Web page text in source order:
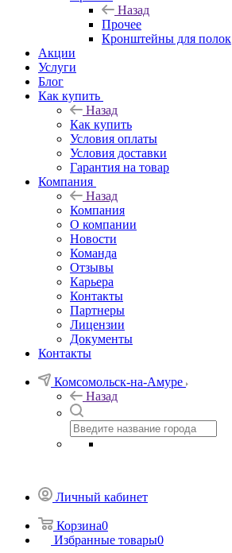
Назад
Прочее
Кронштейны для полок
Акции
Услуги
Блог
Как купить
Назад
Как купить
Условия оплаты
Условия доставки
Гарантия на товар
Компания
Назад
Компания
О компании
Новости
Команда
Отзывы
Карьера
Контакты
Партнеры
Лицензии
Документы
Контакты
Комсомольск-на-Амуре
Назад
Личный кабинет
Корзина0
Избранные товары0